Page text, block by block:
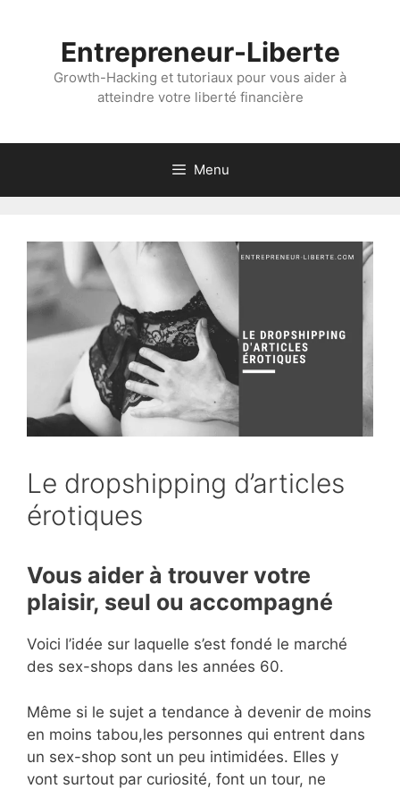
Entrepreneur-Liberte
Growth-Hacking et tutoriaux pour vous aider à
atteindre votre liberté financière
Menu
Le dropshipping d’articles
érotiques
Vous aider à trouver votre
plaisir, seul ou accompagné
Voici l’idée sur laquelle s’est fondé le marché
des sex-shops dans les années 60.
Même si le sujet a tendance à devenir de moins
en moins tabou,les personnes qui entrent dans
un sex-shop sont un peu intimidées. Elles y
vont surtout par curiosité, font un tour, ne